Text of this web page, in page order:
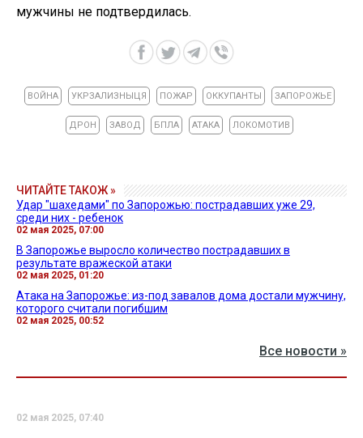
мужчины не подтвердилась.
ВОЙНА УКРЗАЛИЗНЫЦЯ ПОЖАР ОККУПАНТЫ ЗАПОРОЖЬЕ
ДРОН ЗАВОД БПЛА АТАКА ЛОКОМОТИВ
ЧИТАЙТЕ ТАКОЖ »
Удар "шахедами" по Запорожью: пострадавших уже 29,
среди них - ребенок
02 мая 2025, 07:00
В Запорожье выросло количество пострадавших в
результате вражеской атаки
02 мая 2025, 01:20
Атака на Запорожье: из-под завалов дома достали мужчину,
которого считали погибшим
02 мая 2025, 00:52
Все новости »
02 мая 2025, 07:40